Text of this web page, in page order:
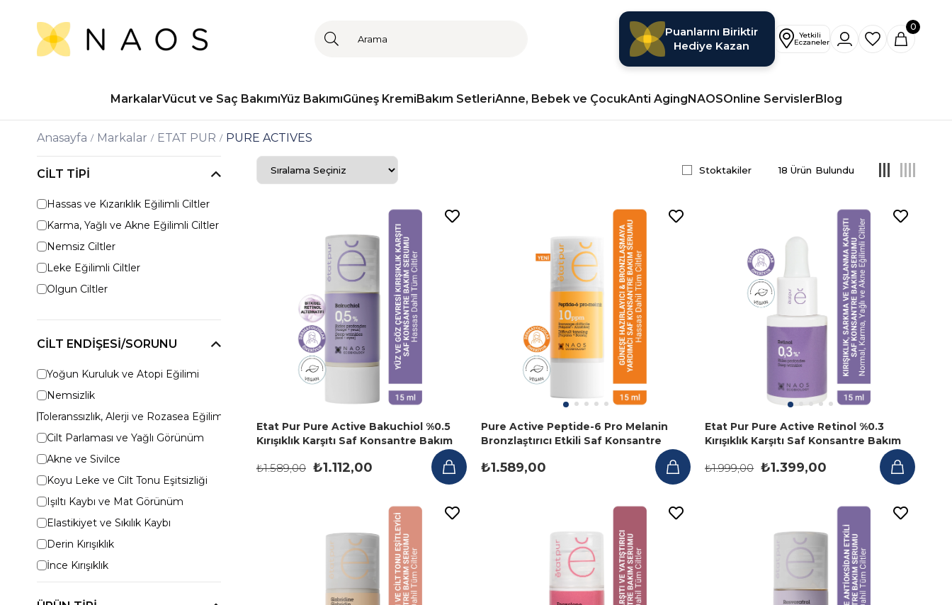
Puanlarını Biriktir
Hediye Kazan
0
MarkalarVücut ve Saç BakımıYüz BakımıGüneş KremiBakım SetleriAnne, Bebek ve ÇocukAnti AgingNAOSOnline ServislerBlog
Anasayfa Markalar ETAT PUR PURE ACTIVES
CILT TIPI
Hassas ve Kızarıklık Eğilimli Ciltler
Karma, Yağlı ve Akne Eğilimli Ciltler
Nemsiz Ciltler
Leke Eğilimli Ciltler
Olgun Ciltler
CILT ENDIŞESI/SORUNU
Yoğun Kuruluk ve Atopi Eğilimi
Nemsizlik
Toleranssızlık, Alerji ve Rozasea Eğilimi
Cilt Parlaması ve Yağlı Görünüm
Akne ve Sivilce
Koyu Leke ve Cilt Tonu Eşitsizliği
Işıltı Kaybı ve Mat Görünüm
Elastikiyet ve Sıkılık Kaybı
Derin Kırışıklık
İnce Kırışıklık
Stoktakiler 18 Ürün
Etat Pur Pure Active Bakuchiol %0.5
Kırışıklık Karşıtı Saf Konsantre Bakım
₺1.112,00
₺1.589,00
Pure Active Peptide-6 Pro Melanin
Bronzlaştırıcı Etkili Saf Konsantre
₺1.589,00
Etat Pur Pure Active Retinol %0.3
Kırışıklık Karşıtı Saf Konsantre Bakım
₺1.399,00
₺1.999,00